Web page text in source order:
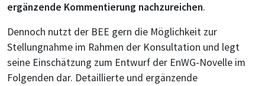
ergänzende Kommentierung nachzureichen.
Dennoch nutzt der BEE gern die Möglichkeit zur
Stellungnahme im Rahmen der Konsultation und legt
seine Einschätzung zum Entwurf der EnWG-Novelle im
Folgenden dar. Detaillierte und ergänzende